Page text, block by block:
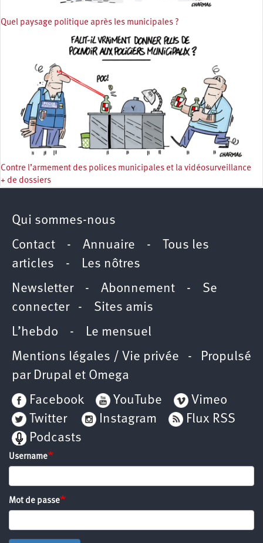
Quel paysage politique après les municipales ?
Contre l’armement des polices municipales et la vidéosurveillance
+ de dossiers
Qui sommes-nous
Contact - Annuaire -
Tous les
articles - Les nôtres
Newsletter- Abonnement - Se
connecter- Sites amis
L’hebdo - Le mensuel
Mentions légales / Vie privée - Propulsé
par Drupal et Omega
Facebook
YouTube
Vimeo
Twitter
Instagram
Flux RSS
Podcasts
Username
Mot de passe